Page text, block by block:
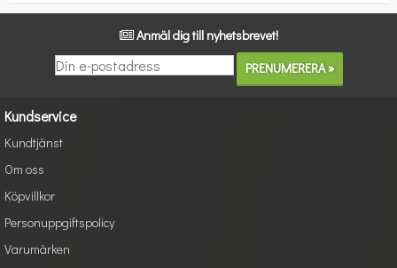
Anmäl dig till nyhetsbrevet!
Kundservice
Kundtjänst
Om oss
Köpvillkor
Personuppgiftspolicy
Varumärken